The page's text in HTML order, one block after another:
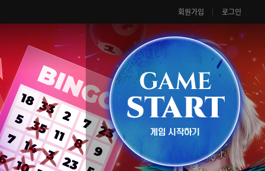
회원가입 로그인